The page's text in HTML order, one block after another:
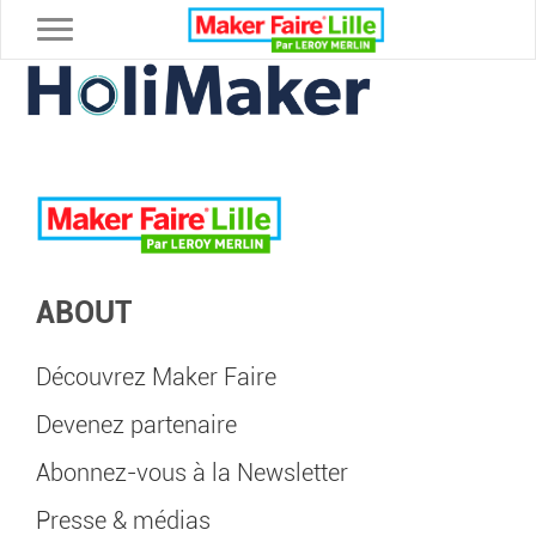
Toggle navigation
ABOUT
Découvrez Maker Faire
Devenez partenaire
Abonnez-vous à la Newsletter
Presse & médias